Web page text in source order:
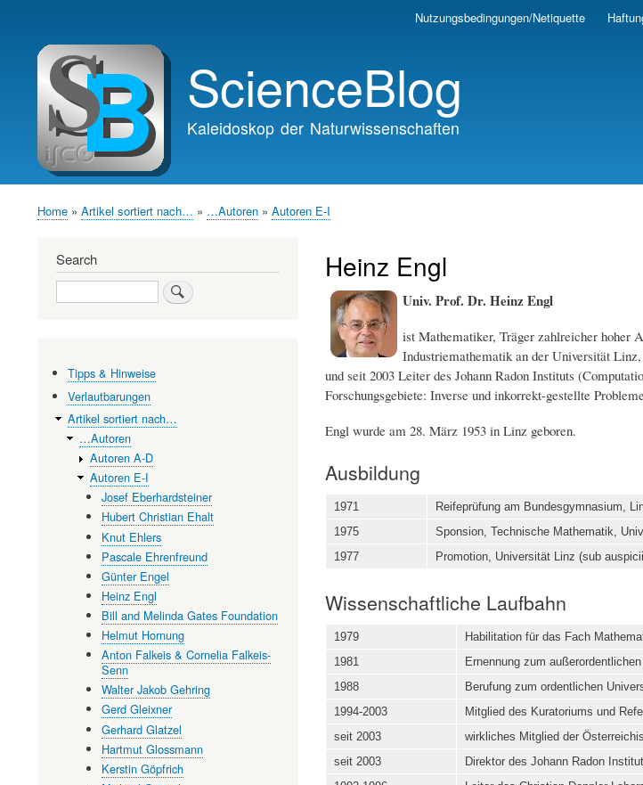
Skip
navigation
Nutzungsbedingungen/Netiquette
ScienceBlog
Kaleidoskop der Naturwissenschaften
Home Artikel sortiert nach… …Autoren Autoren E-I
Heinz Engl
Univ. Prof. Dr. Heinz Engl
ist Mathematiker, Träger zahlreicher hoher
Industriemathematik an der Universität
und seit 2003 Leiter des Johann Radon Instituts
Forschungsgebiete: Inverse und inkorrekt-gestellte
Engl wurde am 28. März 1953 in Linz geboren.
Ausbildung
1971
Reifeprüfung am Bundesgymnasium,
1975
Sponsion, Technische Mathematik,
1977
Promotion, Universität Linz (sub
Wissenschaftliche Laufbahn
1979
Habilitation für das Fach
1981
Ernennung zum
1988
Berufung zum ordentlichen
1994-2003
Mitglied des Kuratoriums und
seit 2003
wirkliches Mitglied der
seit 2003
Direktor des Johann Radon
Search
Search
Tipps & Hinweise
Verlautbarungen
Artikel sortiert nach…
…Autoren
Autoren A-D
Autoren E-I
Josef Eberhardsteiner
Hubert Christian Ehalt
Knut Ehlers
Pascale Ehrenfreund
Günter Engel
Heinz Engl
Bill and Melinda Gates Foundation
Helmut Hornung
Anton Falkeis & Cornelia Falkeis-
Senn
Walter Jakob Gehring
Gerd Gleixner
Gerhard Glatzel
Hartmut Glossmann
Kerstin Göpfrich